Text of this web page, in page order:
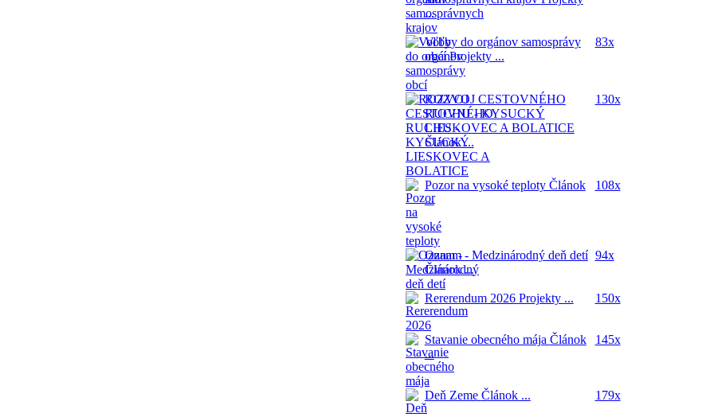
...
Voľby do orgánov samosprávy
obcíProjekty ...
83x
ROZVOJ CESTOVNÉHO
RUCHU - KYSUCKÝ
LIESKOVEC A BOLATICE
Článok ...
130x
Pozor na vysoké teploty Článok
...
108x
Oznam - Medzinárodný deň detí
Článok ...
94x
Rererendum 2026 Projekty ... 150x
Stavanie obecného mája Článok
...
145x
Deň Zeme Článok ... 179x